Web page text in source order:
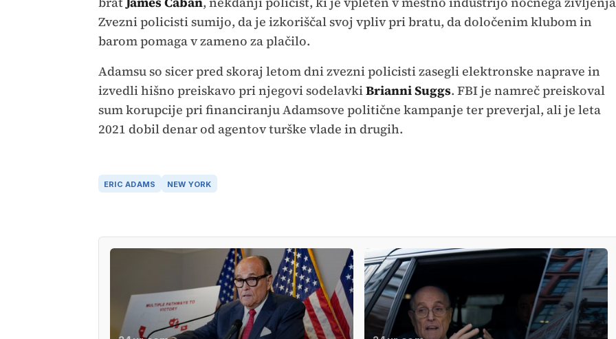
Zvezni policisti sumijo, da je izkoriščal svoj vpliv pri bratu, da določenim klubom in
barom pomaga v zameno za plačilo.
Adamsu so sicer pred skoraj letom dni zvezni policisti zasegli elektronske naprave in
izvedli hišno preiskavo pri njegovi sodelavkiBrianni Suggs. FBI je namreč preiskoval
sum korupcije pri financiranju Adamsove politične kampanje ter preverjal, ali je leta
2021 dobil denar od agentov turške vlade in drugih.
ERIC ADAMS NEW YORK